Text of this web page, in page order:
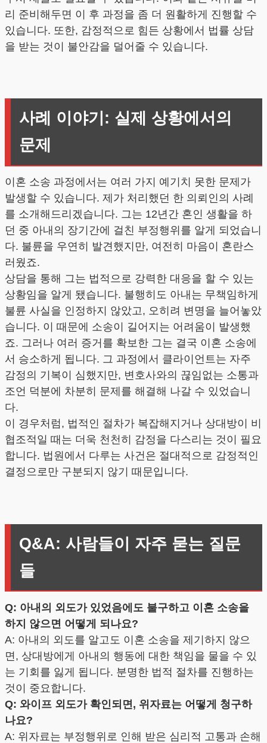
리 준비해두면 이 후 과정을 좀 더 원활하게 진행할 수
있습니다. 또한, 감정적으로 힘든 상황에서 법률 상담
을 받는 것이 불안감을 덜어줄 수 있습니다.
사례 이야기: 실제 상황에서의
문제
이혼 소송 과정에서는 여러 가지 예기치 못한 문제가
발생할 수 있습니다. 제가 처리했던 한 의뢰인의 사례
를 소개해드리겠습니다. 그는 12년간 혼인 생활을 하
던 중 아내의 장기간에 걸친 부정행위를 알게 되었습니
다. 불륜을 우연히 발견했지만, 여전히 마음이 혼란스
러웠죠.
상담을 통해 그는 법적으로 강력한 대응을 할 수 있는
상황임을 알게 됐습니다. 불행히도 아내는 무책임하게
불륜 사실을 인정하지 않았고, 오히려 변명을 늘어놓았
습니다. 이 때문에 소송이 길어지는 어려움이 발생했
죠. 그러나 여러 증거를 확보한 그는 결국 이혼 소송에
서 승소하게 됩니다. 그 과정에서 클라이언트는 자주
감정의 기복이 심했지만, 변호사와의 끊임없는 소통과
조언 덕분에 차분히 문제를 해결해 나갈 수 있었습니
다.
이 경우처럼, 법적인 절차가 복잡해지거나 상대방이 비
협조적일 때는 더욱 천천히 감정을 다스리는 것이 필요
합니다. 법원에서 다루는 사건은 절대적으로 감정적인
결정으로만 구분되지 않기 때문입니다.
Q&A: 사람들이 자주 묻는 질문
들
Q: 아내의 외도가 있었음에도 불구하고 이혼 소송을
하지 않으면 어떻게 되나요?
A: 아내의 외도를 알고도 이혼 소송을 제기하지 않으
면, 상대방에게 아내의 행동에 대한 책임을 물을 수 있
는 기회를 잃게 됩니다. 분명한 법적 절차를 진행하는
것이 중요합니다.
Q: 와이프 외도가 확인되면, 위자료는 어떻게 청구하
나요?
A: 위자료는 부정행위로 인해 받은 심리적 고통과 손해